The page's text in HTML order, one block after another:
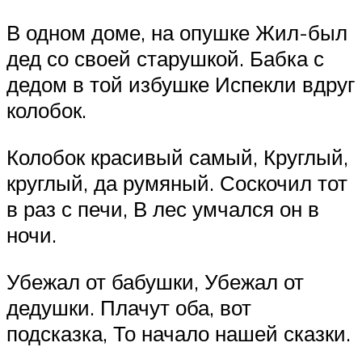
В одном доме, на опушке Жил-был
дед со своей старушкой. Бабка с
дедом в той избушке Испекли вдруг
колобок.
Колобок красивый самый, Круглый,
круглый, да румяный. Соскочил тот
в раз с печи, В лес умчался он в
ночи.
Убежал от бабушки, Убежал от
дедушки. Плачут оба, вот
подсказка, То начало нашей сказки.